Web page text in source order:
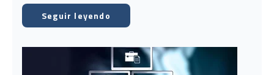
Seguir leyendo